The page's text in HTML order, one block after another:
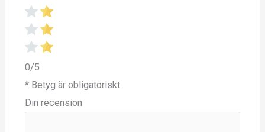
0/5
* Betyg är obligatoriskt
Din recension